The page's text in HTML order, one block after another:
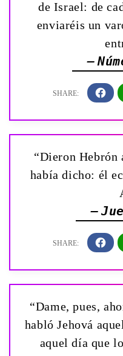
de Israel: de
enviaréis un
—
“Dieron Hebrón
había dicho: él
—
“Dame, pues,
habló Jehová
aquel día que